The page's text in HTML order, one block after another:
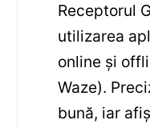
Receptorul
utilizarea
online și
Waze).
bună, iar